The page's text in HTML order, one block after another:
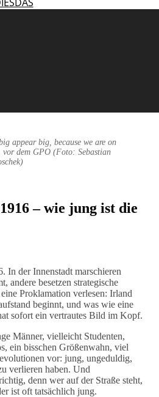
appear big, because we are on
dem GPO (Foto: Sebastian
– wie jung ist die
In der Innenstadt marschieren
andere besetzen strategische
Proklamation verlesen: Irland
beginnt, und was wie eine
sofort ein vertrautes Bild im Kopf.
Männer, vielleicht Studenten,
ein bisschen Größenwahn, viel
vor: jung, ungeduldig,
verlieren haben. Und
denn wer auf der Straße steht,
ist oft tatsächlich jung.